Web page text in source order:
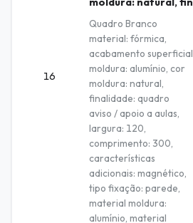
16
Quadro Branco
material: fórmica,
acabamento superficial
moldura: alumínio, cor
moldura: natural,
finalidade: quadro
aviso / apoio a aulas,
largura: 120,
comprimento: 300,
características
adicionais: magnético,
tipo fixação: parede,
material moldura:
alumínio, material